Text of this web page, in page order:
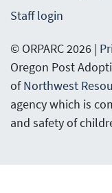
Staff login
© ORPARC 2026 |
Oregon Post
of Northwest
agency which is
and safety of